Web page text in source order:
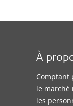
À
le marché
les